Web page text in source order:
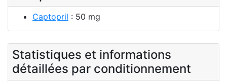
Captopril : 50 mg
Statistiques et informations
détaillées par conditionnement